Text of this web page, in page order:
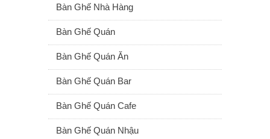
Bàn Ghế Nhà Hàng
Bàn Ghế Quán
Bàn Ghế Quán Ăn
Bàn Ghế Quán Bar
Bàn Ghế Quán Cafe
Bàn Ghế Quán Nhậu